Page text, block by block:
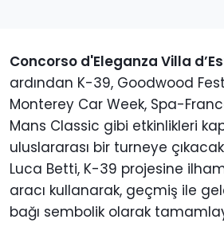
Concorso d'Eleganza Villa
ardından K-39, Goodwood
Monterey Car Week, Spa-
Mans Classic gibi etkinlikleri
uluslararası bir turneye
Luca Betti, K-39 projesine
aracı kullanarak, geçmiş ile
bağı sembolik olarak